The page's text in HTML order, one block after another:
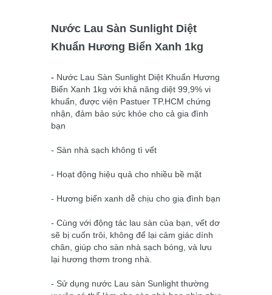
Nước Lau Sàn Sunlight Diệt
Khuẩn Hương Biển Xanh 1kg
- Nước Lau Sàn Sunlight Diệt Khuẩn Hương
Biển Xanh 1kg với khả năng diệt 99,9% vi
khuẩn, được viện Pastuer TP.HCM chứng
nhận, đảm bảo sức khỏe cho cả gia đình
bạn
- Sàn nhà sạch không tì vết
- Hoạt động hiệu quả cho nhiều bề mặt
- Hương biển xanh dễ chịu cho gia đình bạn
- Cùng với động tác lau sàn của bạn, vết dơ
sẽ bị cuốn trôi, không để lại cảm giác dính
chân, giúp cho sàn nhà sạch bóng, và lưu
lại hương thơm trong nhà.
- Sử dụng nước Lau sàn Sunlight thường